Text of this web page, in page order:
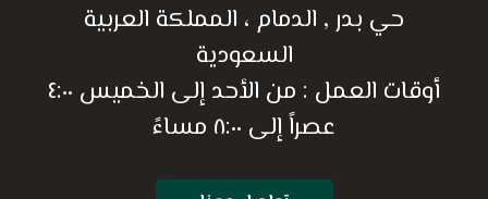
حي بدر , الدمام ، المملكة العربية
السعودية
أوقات العمل : من الأحد إلى الخميس ٤:٠٠
عصراً إلى ٨:٠٠ مساءً